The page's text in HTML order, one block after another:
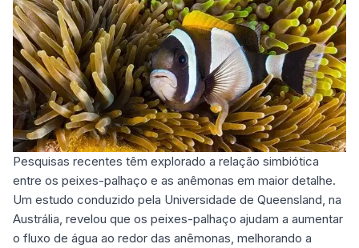
Pesquisas recentes têm explorado a relação simbiótica
entre os peixes-palhaço e as anêmonas em maior detalhe.
Um estudo conduzido pela Universidade de Queensland, na
Austrália, revelou que os peixes-palhaço ajudam a aumentar
o fluxo de água ao redor das anêmonas, melhorando a